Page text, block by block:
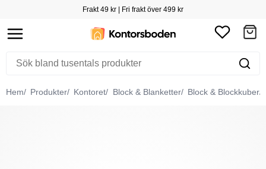
Frakt 49 kr | Fri frakt över 499 kr
Hem Produkter Kontoret Block & Blanketter Block & Blockkuber